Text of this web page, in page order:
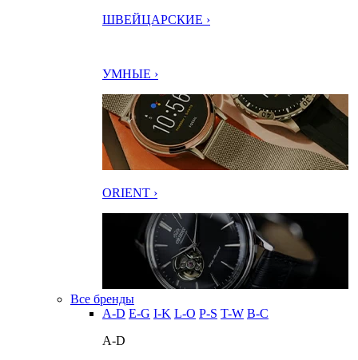
ШВЕЙЦАРСКИЕ ›
УМНЫЕ ›
ORIENT ›
Все бренды
A-D E-G I-K L-O P-S T-W В-С
A-D